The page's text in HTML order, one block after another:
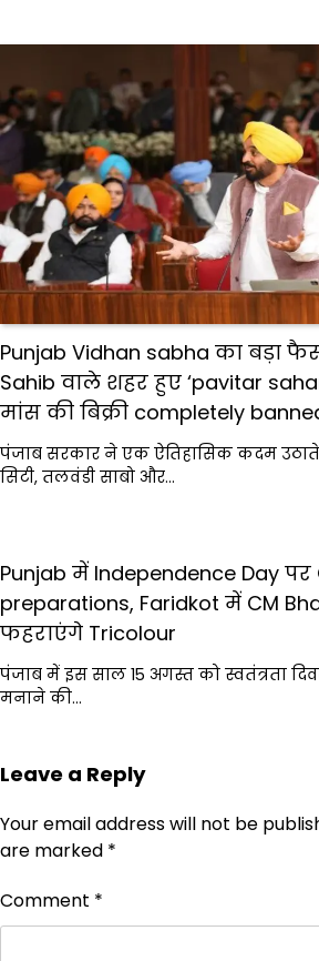
Punjab Vidhan sabha का बड़ा
Sahib वाले शहर हुए ‘pavitar
मांस की बिक्री completely
पंजाब सरकार ने एक ऐतिहासिक कदम
सिटी, तलवंडी साबो और…
Punjab में Independence Day पर
preparations, Faridkot में CM
फहराएंगे Tricolour
पंजाब में इस साल 15 अगस्त को स्वतंत्रता
मनाने की…
Leave a Reply
Your email address will not be
are marked *
Comment *